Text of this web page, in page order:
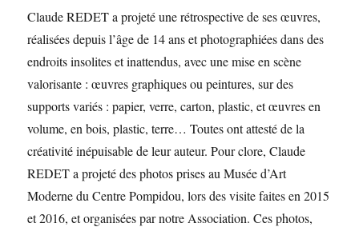
Claude REDET a projeté une rétrospective de ses œuvres,
réalisées depuis l’âge de 14 ans et photographiées dans des
endroits insolites et inattendus, avec une mise en scène
valorisante : œuvres graphiques ou peintures, sur des
supports variés : papier, verre, carton, plastic, et œuvres en
volume, en bois, plastic, terre… Toutes ont attesté de la
créativité inépuisable de leur auteur. Pour clore, Claude
REDET a projeté des photos prises au Musée d’Art
Moderne du Centre Pompidou, lors des visite faites en 2015
et 2016, et organisées par notre Association. Ces photos,